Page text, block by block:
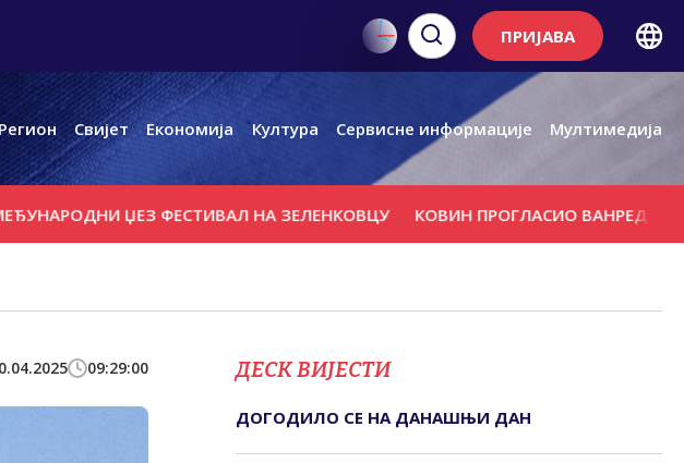
ПРИЈАВА
Свијет Економија Култура Сервисне информације Мултимедија
ЏЕЗ ФЕСТИВАЛ НА ЗЕЛЕНКОВЦУ КОВИН ПРОГЛАСИО ВАНРЕДНО
09:29:00 ДЕСК ВИЈЕСТИ
ДОГОДИЛО СЕ НА ДАНАШЊИ ДАН